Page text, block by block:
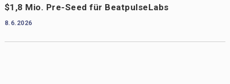
$1,8 Mio. Pre-Seed für BeatpulseLabs
8.6.2026